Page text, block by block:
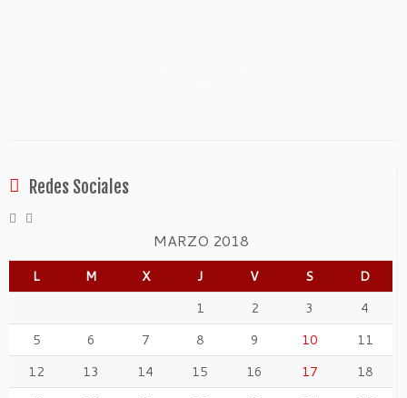
Redes Sociales
MARZO 2018
L M X J V S
D
1
2 3
4
5
6 7 8 9 10
11
12
13 14 15 16 17
18